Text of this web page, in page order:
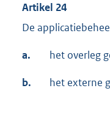
Artikel 24
De
a. het overleg
b. het externe